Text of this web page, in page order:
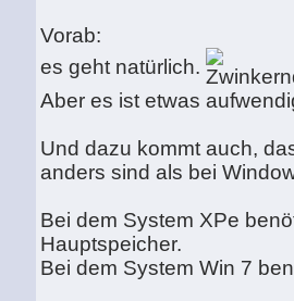
Vorab:
es geht natürlich.
Aber es ist etwas
Und dazu kommt auch,
anders sind als bei
Bei dem System XPe
Hauptspeicher.
Bei dem System Win 7